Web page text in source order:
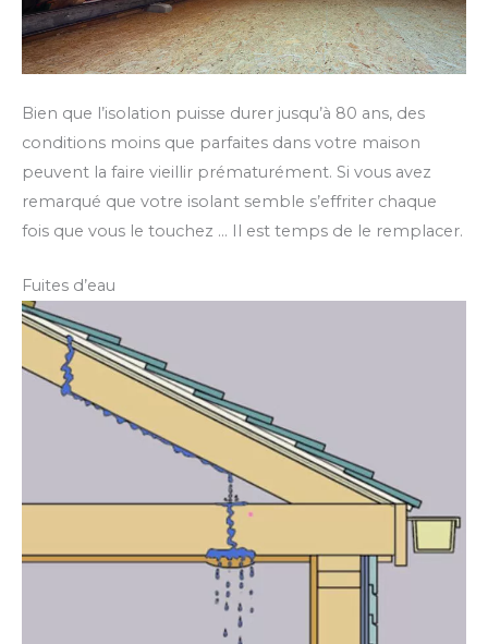
Bien que l’isolation puisse durer jusqu’à 80 ans, des
conditions moins que parfaites dans votre maison
peuvent la faire vieillir prématurément. Si vous avez
remarqué que votre isolant semble s’effriter chaque
fois que vous le touchez … Il est temps de le remplacer.
Fuites d’eau